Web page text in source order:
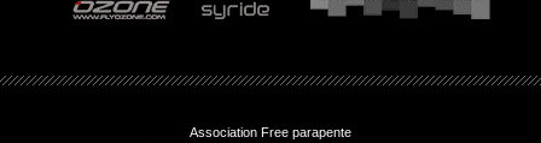
Association Free parapente